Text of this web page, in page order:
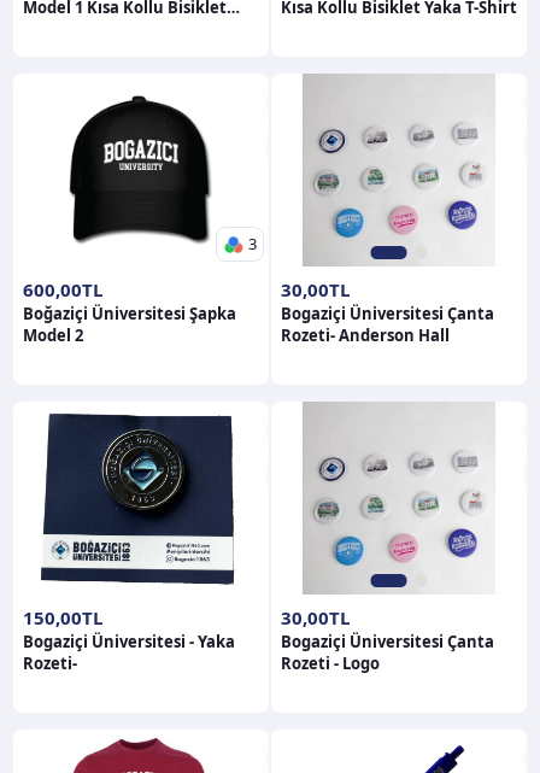
Model 1 Kısa Kollu Bisiklet
Kısa Kollu Bisiklet Yaka T-Shirt
3
600,00TL
Boğaziçi Üniversitesi Şapka
Model 2
1
30,00TL
Bogaziçi Üniversitesi Çanta
Rozeti- Anderson Hall
150,00TL
Bogaziçi Üniversitesi - Yaka
Rozeti-
1
30,00TL
Bogaziçi Üniversitesi Çanta
Rozeti - Logo